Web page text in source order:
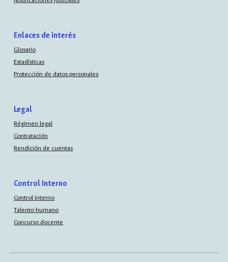
Enlaces de interés
Glosario
Estadísticas
Protección de datos personales
Legal
Régimen legal
Contratación
Rendición de cuentas
Control Interno
Control interno
Talento humano
Concurso docente